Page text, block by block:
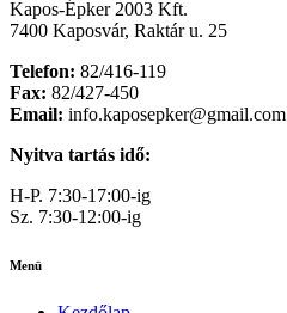
Kapos-Épker 2003 Kft.
7400 Kaposvár, Raktár u. 25
Telefon: 82/416-119
Fax: 82/427-450
Email: info.kaposepker@gmail.com
Nyitva tartás idő:
H-P. 7:30-17:00-ig
Sz. 7:30-12:00-ig
Menü